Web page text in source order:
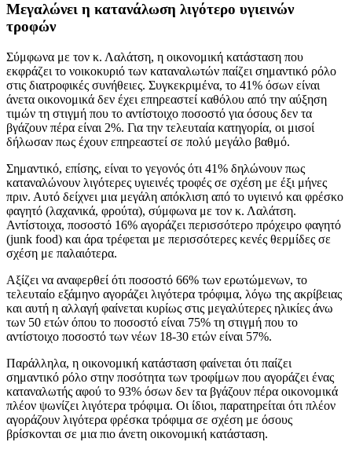
Μεγαλώνει η κατανάλωση λιγότερο υγιεινών
τροφών
Σύμφωνα με τον κ. Λαλάτση, η οικονομική κατάσταση που
εκφράζει το νοικοκυριό των καταναλωτών παίζει σημαντικό ρόλο
στις διατροφικές συνήθειες. Συγκεκριμένα, το 41% όσων είναι
άνετα οικονομικά δεν έχει επηρεαστεί καθόλου από την αύξηση
τιμών τη στιγμή που το αντίστοιχο ποσοστό για όσους δεν τα
βγάζουν πέρα είναι 2%. Για την τελευταία κατηγορία, οι μισοί
δήλωσαν πως έχουν επηρεαστεί σε πολύ μεγάλο βαθμό.
Σημαντικό, επίσης, είναι το γεγονός ότι 41% δηλώνουν πως
καταναλώνουν λιγότερες υγιεινές τροφές σε σχέση με έξι μήνες
πριν. Αυτό δείχνει μια μεγάλη απόκλιση από το υγιεινό και φρέσκο
φαγητό (λαχανικά, φρούτα), σύμφωνα με τον κ. Λαλάτση.
Αντίστοιχα, ποσοστό 16% αγοράζει περισσότερο πρόχειρο φαγητό
(junk food) και άρα τρέφεται με περισσότερες κενές θερμίδες σε
σχέση με παλαιότερα.
Αξίζει να αναφερθεί ότι ποσοστό 66% των ερωτώμενων, το
τελευταίο εξάμηνο αγοράζει λιγότερα τρόφιμα, λόγω της ακρίβειας
και αυτή η αλλαγή φαίνεται κυρίως στις μεγαλύτερες ηλικίες άνω
των 50 ετών όπου το ποσοστό είναι 75% τη στιγμή που το
αντίστοιχο ποσοστό των νέων 18-30 ετών είναι 57%.
Παράλληλα, η οικονομική κατάσταση φαίνεται ότι παίζει
σημαντικό ρόλο στην ποσότητα των τροφίμων που αγοράζει ένας
καταναλωτής αφού το 93% όσων δεν τα βγάζουν πέρα οικονομικά
πλέον ψωνίζει λιγότερα τρόφιμα. Οι ίδιοι, παρατηρείται ότι πλέον
αγοράζουν λιγότερα φρέσκα τρόφιμα σε σχέση με όσους
βρίσκονται σε μια πιο άνετη οικονομική κατάσταση.